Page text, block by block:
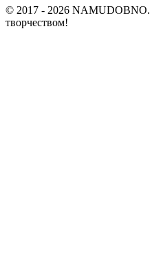
© 2017 - 2026 NAMUDOBNO.
творчеством!